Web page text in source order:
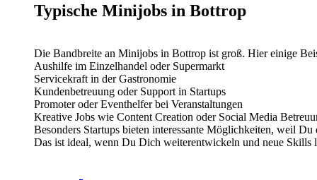
Typische Minijobs in Bottrop
Die Bandbreite an Minijobs in Bottrop ist groß. Hier einige
Aushilfe im Einzelhandel oder Supermarkt
Servicekraft in der Gastronomie
Kundenbetreuung oder Support in Startups
Promoter oder Eventhelfer bei Veranstaltungen
Kreative Jobs wie Content Creation oder Social Media
Besonders Startups bieten interessante Möglichkeiten, weil
Das ist ideal, wenn Du Dich weiterentwickeln und neue Skills